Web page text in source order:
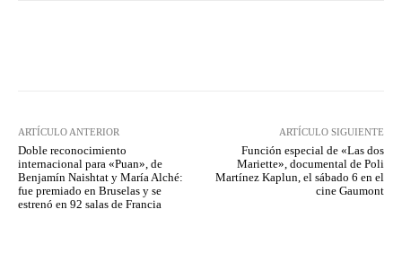
ARTÍCULO ANTERIOR
Doble reconocimiento
internacional para «Puan», de
Benjamín Naishtat y María Alché:
fue premiado en Bruselas y se
estrenó en 92 salas de Francia
ARTÍCULO SIGUIENTE
Función especial de «Las dos
Mariette», documental de Poli
Martínez Kaplun, el sábado 6 en el
cine Gaumont